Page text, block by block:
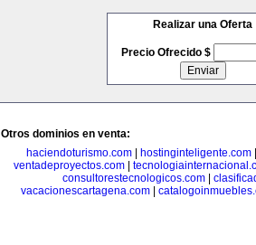
Realizar una Oferta
Precio Ofrecido $
Otros dominios en venta:
haciendoturismo.com
hostinginteligente.com
ventadeproyectos.com|
consultorestecnologicos.com
vacacionescartagena.com